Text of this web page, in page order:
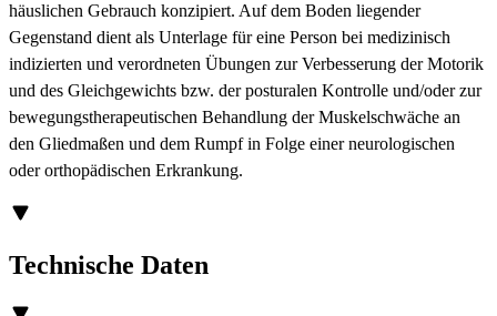
häuslichen Gebrauch konzipiert. Auf dem Boden liegender
Gegenstand dient als Unterlage für eine Person bei medizinisch
indizierten und verordneten Übungen zur Verbesserung der Motorik
und des Gleichgewichts bzw. der posturalen Kontrolle und/oder zur
bewegungstherapeutischen Behandlung der Muskelschwäche an
den Gliedmaßen und dem Rumpf in Folge einer neurologischen
oder orthopädischen Erkrankung.
Technische Daten